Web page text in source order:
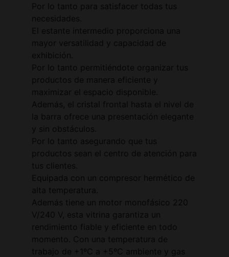
Por lo tanto para satisfacer todas tus
necesidades.
El estante intermedio proporciona una
mayor versatilidad y capacidad de
exhibición.
Por lo tanto permitiéndote organizar tus
productos de manera eficiente y
maximizar el espacio disponible.
Además, el cristal frontal hasta el nivel de
la barra ofrece una presentación elegante
y sin obstáculos.
Por lo tanto asegurando que tus
productos sean el centro de atención para
tus clientes.
Equipada con un compresor hermético de
alta temperatura.
Además tiene un motor monofásico 220
V/240 V, esta vitrina garantiza un
rendimiento fiable y eficiente en todo
momento. Con una temperatura de
trabajo de +1ºC a +5ºC ambiente y gas